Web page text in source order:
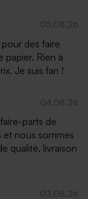
05.08.26
des faire
papier. Rien à
Je suis fan !
04.08.26
parts de
et nous sommes
qualité, livraison
03.08.26